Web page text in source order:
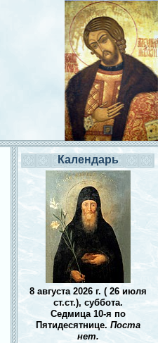
Календарь
8 августа 2026 г. ( 26 июля
ст.ст.), суббота.
Седмица 10-я по
Пятидесятнице. Поста
нет.